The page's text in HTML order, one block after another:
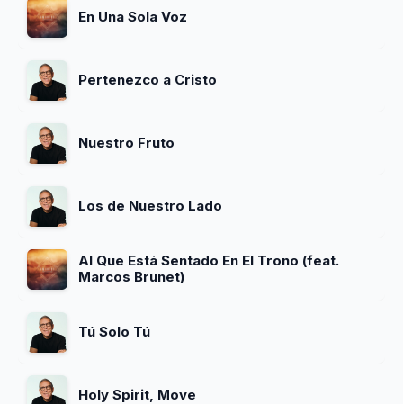
En Una Sola Voz
Pertenezco a Cristo
Nuestro Fruto
Los de Nuestro Lado
Al Que Está Sentado En El Trono (feat.
Marcos Brunet)
Tú Solo Tú
Holy Spirit, Move